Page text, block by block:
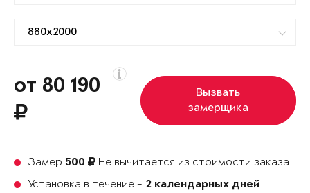
от 80 190
Вызвать
замерщика
Замер 500
Не вычитается из стоимости заказа.
Установка в течение - 2 календарных дней